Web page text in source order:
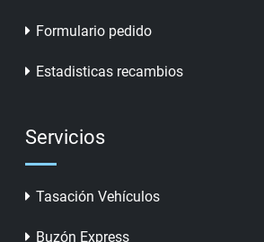
Formulario pedido
Estadisticas recambios
Servicios
Tasación Vehículos
Buzón Express